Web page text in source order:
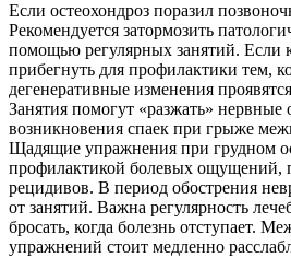
Если остеохондроз поразил
Рекомендуется затормозить
помощью регулярных занятий. Если
прибегнуть для профилактики тем,
дегенеративные изменения
Занятия помогут «разжать» нервные
возникновения спаек при грыже
Щадящие упражнения при грудном
профилактикой болевых ощущений,
рецидивов. В период обострения
от занятий. Важна регулярность
бросать, когда болезнь отступает.
упражнений стоит медленно